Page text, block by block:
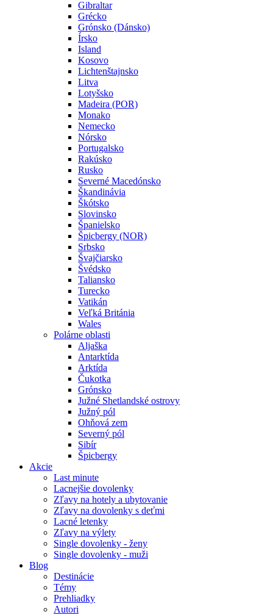
Gibraltar
Grécko
Grónsko (Dánsko)
Írsko
Island
Kosovo
Lichtenštajnsko
Litva
Lotyšsko
Madeira (POR)
Monako
Nemecko
Nórsko
Portugalsko
Rakúsko
Rusko
Severné Macedónsko
Škandinávia
Škótsko
Slovinsko
Španielsko
Špicbergy (NOR)
Srbsko
Švajčiarsko
Švédsko
Taliansko
Turecko
Vatikán
Veľká Británia
Wales
Polárne oblasti
Aljaška
Antarktída
Arktída
Čukotka
Grónsko
Južné Shetlandské ostrovy
Južný pól
Ohňová zem
Severný pól
Sibír
Špicbergy
Akcie
Last minute
Lacnejšie dovolenky
Zľavy na hotely a ubytovanie
Zľavy na dovolenky s deťmi
Lacné letenky
Zľavy na výlety
Single dovolenky - ženy
Single dovolenky - muži
Blog
Destinácie
Témy
Prehliadky
Autori